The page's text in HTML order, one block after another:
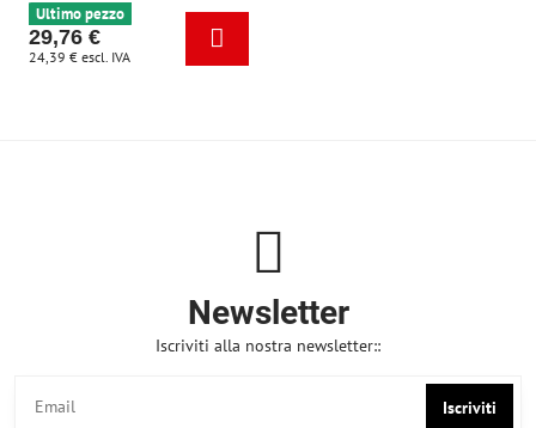
Ultimo pezzo
29,76 €
24,39 € escl. IVA
Newsletter
Iscriviti alla nostra newsletter::
Iscriviti